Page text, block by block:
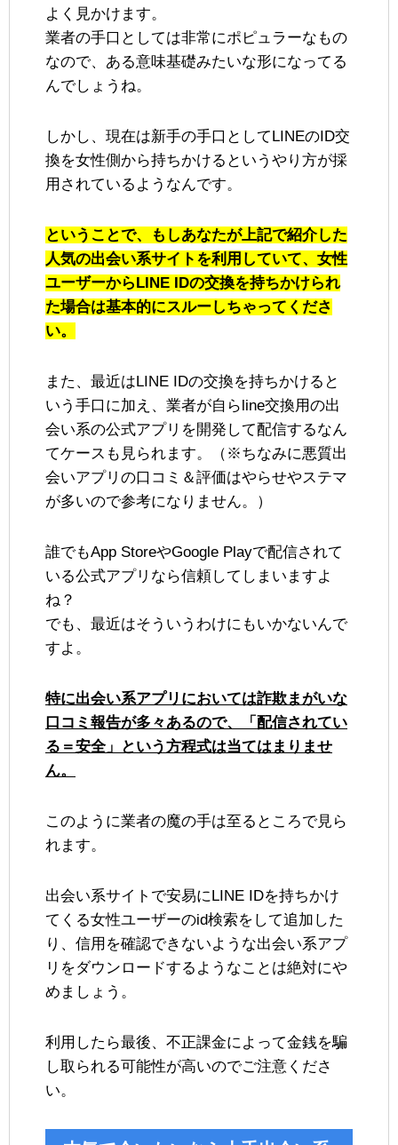
よく見かけます。
業者の手口としては非常にポピュラーなもの
なので、ある意味基礎みたいな形になってる
んでしょうね。
しかし、現在は新手の手口としてLINEのID交
換を女性側から持ちかけるというやり方が採
用されているようなんです。
ということで、もしあなたが上記で紹介した
人気の出会い系サイトを利用していて、女性
ユーザーからLINE IDの交換を持ちかけられ
た場合は基本的にスルーしちゃってくださ
い。
また、最近はLINE IDの交換を持ちかけると
いう手口に加え、業者が自らline交換用の出
会い系の公式アプリを開発して配信するなん
てケースも見られます。（※ちなみに悪質出
会いアプリの口コミ＆評価はやらせやステマ
が多いので参考になりません。）
誰でもApp StoreやGoogle Playで配信されて
いる公式アプリなら信頼してしまいますよ
ね？
でも、最近はそういうわけにもいかないんで
すよ。
特に出会い系アプリにおいては詐欺まがいな
口コミ報告が多々あるので、「配信されてい
る＝安全」という方程式は当てはまりませ
ん。
このように業者の魔の手は至るところで見ら
れます。
出会い系サイトで安易にLINE IDを持ちかけ
てくる女性ユーザーのid検索をして追加した
り、信用を確認できないような出会い系アプ
リをダウンロードするようなことは絶対にや
めましょう。
利用したら最後、不正課金によって金銭を騙
し取られる可能性が高いのでご注意くださ
い。